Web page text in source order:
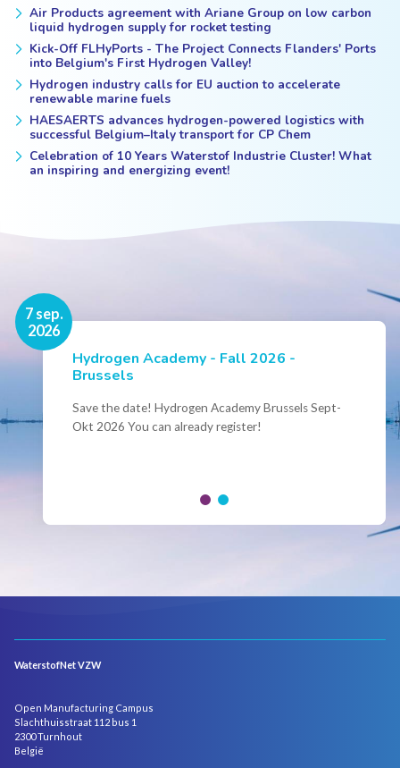
Air Products agreement with Ariane Group on low carbon
liquid hydrogen supply for rocket testing
Kick-Off FLHyPorts - The Project Connects Flanders' Ports
into Belgium's First Hydrogen Valley!
Hydrogen industry calls for EU auction to accelerate
renewable marine fuels
HAESAERTS advances hydrogen-powered logistics with
successful Belgium–Italy transport for CP Chem
Celebration of 10 Years Waterstof Industrie Cluster! What
an inspiring and energizing event!
7 sep.
2026
Hydrogen Academy - Fall 2026 -
Brussels
Save the date! Hydrogen Academy Brussels Sept-
Okt 2026 You can already register!
16 nov.
2026
Events
Conference Belgian Hydrogen Expertise
- Powering International Collaboration
Join us for the annual Conference of the Belgian
WaterstofNet VZW
Open Manufacturing Campus
Slachthuisstraat 112 bus 1
2300 Turnhout
België